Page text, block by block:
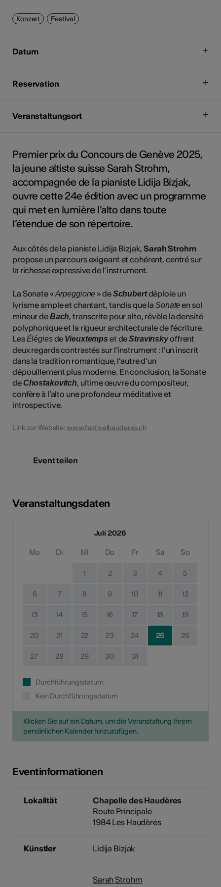
Konzert Festival
Datum
Reservation
Veranstaltungsort
Premier prix du Concours de Genève 2025,
la jeune altiste suisse Sarah Strohm,
accompagnée de la pianiste Lidija Bizjak,
ouvre cette 24e édition avec un programme
qui met en lumière l’alto dans toute
l’étendue de son répertoire.
Aux côtés de la pianiste Lidija Bizjak,Sarah Strohm
propose un parcours exigeant et cohérent, centré sur
la richesse expressive de l’instrument.
La Sonate «Arpeggione » deSchubertdéploie un
lyrisme ample et chantant, tandis que laSonateen sol
mineur deBach, transcrite pour alto, révèle la densité
polyphonique et la rigueur architecturale de l’écriture.
LesÉlégiesde Vieuxtemps et deStravinskyoffrent
deux regards contrastés sur l’instrument : l’un inscrit
dans la tradition romantique, l’autre d’un
dépouillement plus moderne. En conclusion, la Sonate
de Chostakovitch, ultime œuvre du compositeur,
confère à l’alto une profondeur méditative et
introspective.
Link zur Website: www.festivalhauderes.ch
Event teilen
Veranstaltungsdaten
Juli 2026
Mo Di Mi Do Fr Sa So
1 2 3 4 5
6 7 8 9 10 11 12
13 14 15 16 17 18 19
20 21 22 23 24 25 26
27 28 29 30 31
Durchführungsdatum
Kein Durchführungsdatum
Klicken Sie auf ein Datum, um die Veranstaltung Ihrem
persönlichen Kalender hinzuzufügen.
Eventinformationen
Lokalität
Chapelle des Haudères
Route Principale
1984 Les Haudères
Künstler Lidija Bizjak
Sarah Strohm